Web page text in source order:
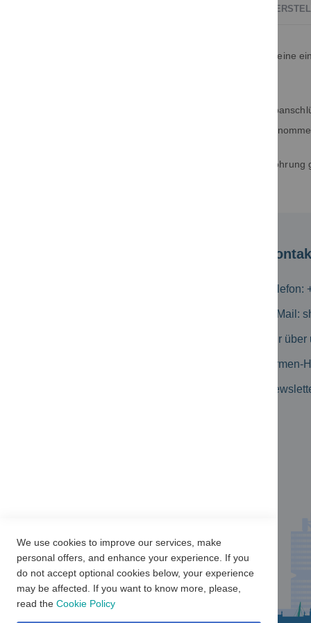
Für die elektrische und mechanische Funktion ist eine
Das Verklemmen der Zuleitungen an den
Verklemmung direkt gegen die Pressmasse
Diese Schleifringkörper werden mit einer
E-Mail:
Wir über
Firmen-
We use cookies to improve our services, make
personal offers, and enhance your experience. If you
do not accept optional cookies below, your experience
may be affected. If you want to know more, please,
read the Cookie Policy